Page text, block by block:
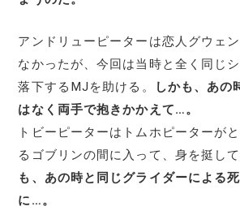
アンドリューピーターは恋人グウェ
なかったが、今回は当時と全く同じ
落下するMJを助ける。
しかも、あの
はなく両手で抱きかかえて…。
トビーピーターはトムホピーターが
るゴブリンの間に入って、身を挺して
も、あの時と同じグライダーによる
に…。